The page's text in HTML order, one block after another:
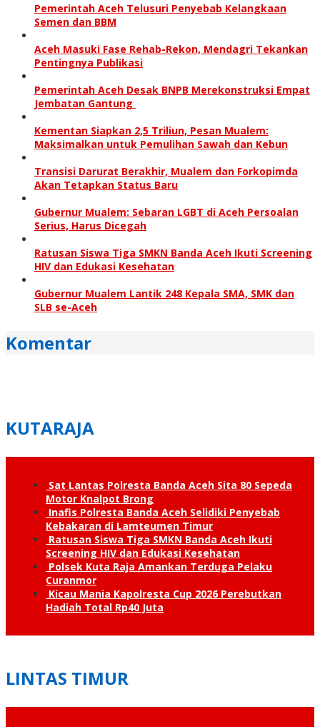
Pemerintah Aceh Telusuri Penyebab Kelangkaan
Semen dan BBM
Aceh Masuki Fase Rehab-Rekon, Mendagri Tekankan
Pentingnya Publikasi
Pemerintah Aceh Desak BNPB Merekonstruksi Empat
Jembatan Gantung
Kementan Siapkan 2,5 Triliun, Pesan Mualem:
Maksimalkan untuk Pemulihan Sawah dan Kebun
Transisi Darurat Berakhir, Mualem dan Forkopimda
Akan Tetapkan Status Baru
Gubernur Mualem: Sebaran LGBT di Aceh Persoalan
Serius, Harus Dicegah
Ratusan Siswa Tiga SMKN Banda Aceh Ikuti Screening
HIV dan Edukasi Kesehatan
Gubernur Mualem Lantik 248 Kepala SMA, SMK dan
SLB se-Aceh
Komentar
KUTARAJA
Sat Lantas Polresta Banda Aceh Sita 80 Sepeda
Motor Knalpot Brong
Inafis Polresta Banda Aceh Selidiki Penyebab
Kebakaran di Lamteumen Timur
Ratusan Siswa Tiga SMKN Banda Aceh Ikuti
Screening HIV dan Edukasi Kesehatan
Polsek Kuta Raja Amankan Terduga Pelaku
Curanmor
Kicau Mania Kapolresta Cup 2026 Perebutkan
Hadiah Total Rp40 Juta
LINTAS TIMUR